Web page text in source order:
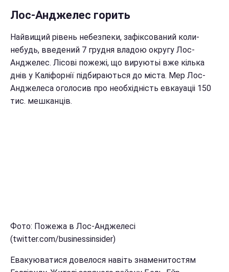
Лос-Анджелес горить
Найвищий рівень небезпеки, зафіксований коли-
небудь, введений 7 грудня владою округу Лос-
Анджелес. Лісові пожежі, що вируютьі вже кілька
днів у Каліфорнії підбираються до міста. Мер Лос-
Анджелеса оголосив про необхідність евкауаціі 150
тис. мешканців.
Фото: Пожежа в Лос-Анджелесі
(twitter.com/businessinsider)
Евакуюватися довелося навіть знаменитостям